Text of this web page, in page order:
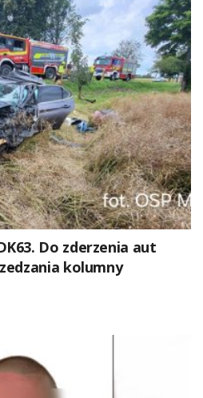
Do zderzenia aut
kolumny